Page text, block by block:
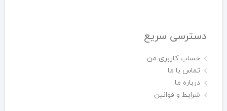
دسترسی سریع
حساب کاربری من
تماس با ما
درباره ما
شرایط و قوانین